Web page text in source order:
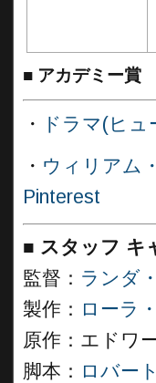
■ アカデミー賞
・
ドラマ(ヒュ
・ ウィリアム
Pinterest
■ スタッフ キ
監督： ランダ
製作： ローラ
原作：エドワ
脚本： ロバー